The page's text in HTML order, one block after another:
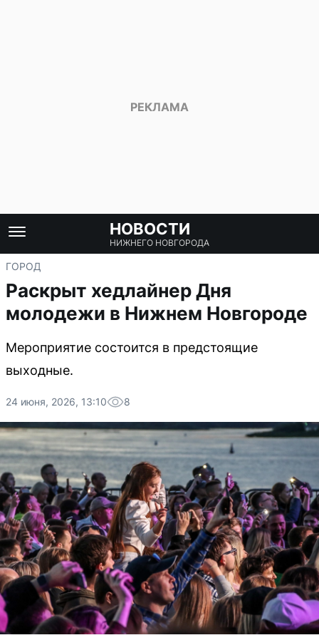
НОВОСТИ
НИЖНЕГО НОВГОРОДА
ГОРОД
Раскрыт хедлайнер Дня
молодежи в Нижнем Новгороде
Мероприятие состоится в предстоящие
выходные.
24 июня, 2026, 13:10 8